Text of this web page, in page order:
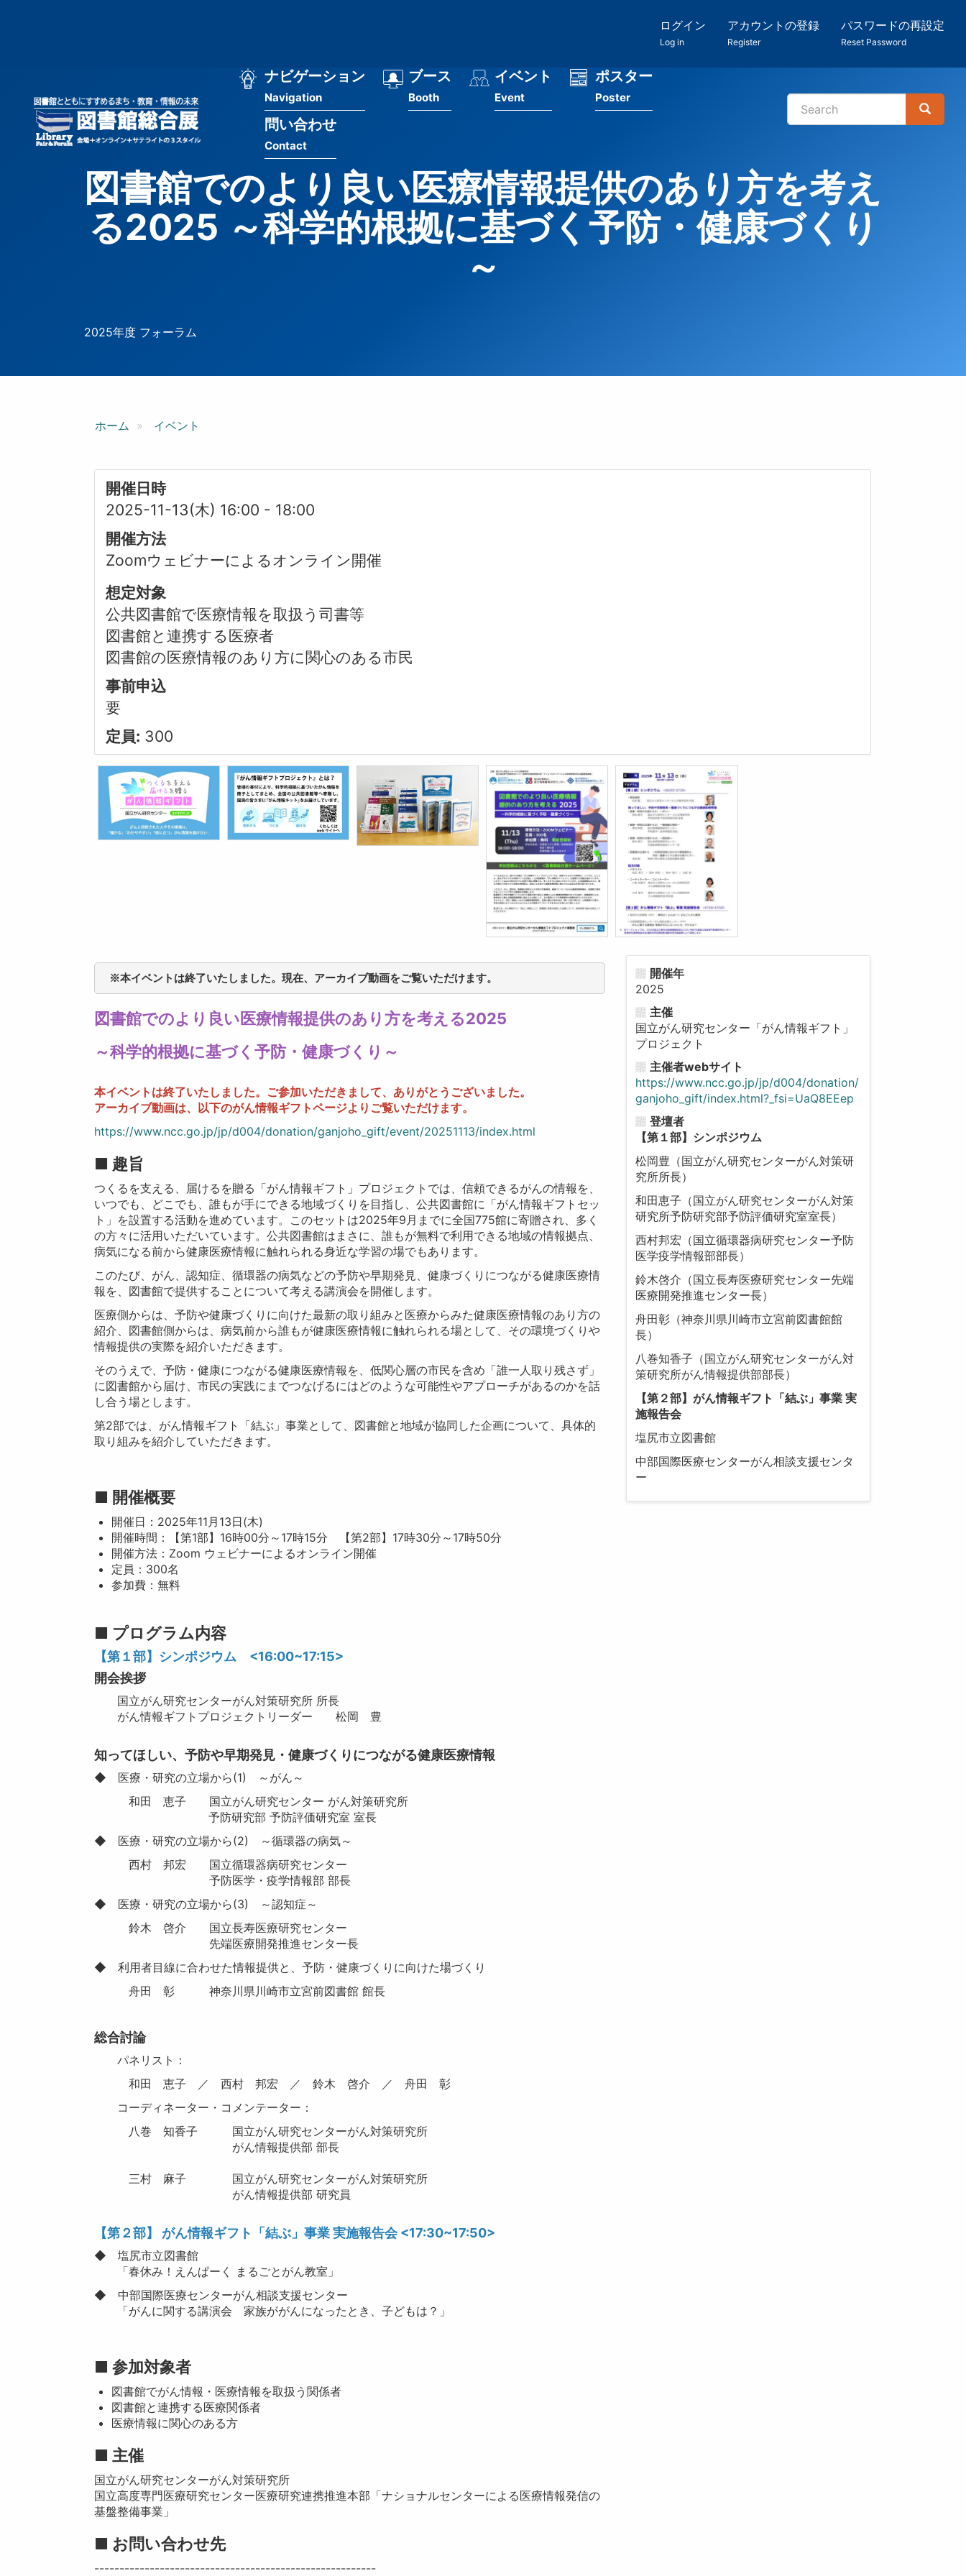
ー
ザ
ログイン
Log in
アカウントの登録
Register
パスワードの再設定
Reset Password
メ
ビ
ゲ
ナビゲーション
Navigation
ブース
Booth
イベント
Event
ポスター
Poster
問い合わせ
Contact
検
Search
Search
図書館でのより良い医療情報提供のあり方を考え
る2025 ～科学的根拠に基づく予防・健康づくり
～
2025年度 フォーラム
ホーム イベント
開催日時
2025-11-13(木) 16:00 - 18:00
開催方法
Zoomウェビナーによるオンライン開催​
想定対象
公共図書館で医療情報を取扱う司書等
図書館と連携する医療者
図書館の医療情報のあり方に関心のある市民
事前申込
要
定員: 300
※本イベントは終了いたしました。現在、アーカイブ動画をご覧いただけます。
図書館でのより良い医療情報提供のあり方を考える2025
～科学的根拠に基づく予防・健康づくり～
本イベントは終了いたしました。ご参加いただきまして、ありがとうございました。
アーカイブ動画は、以下のがん情報ギフトページよりご覧いただけます。
https://www.ncc.go.jp/jp/d004/donation/ganjoho_gift/event/20251113/index.html
■ 趣旨
つくるを支える、届けるを贈る「がん情報ギフト」プロジェクトでは、信頼できるがんの情報を、
いつでも、どこでも、誰もが手にできる地域づくりを目指し、公共図書館に「がん情報ギフトセッ
ト」を設置する活動を進めています。このセットは2025年9月までに全国775館に寄贈され、多く
の方々に活用いただいています。公共図書館はまさに、誰もが無料で利用できる地域の情報拠点、
病気になる前から健康医療情報に触れられる身近な学習の場でもあります。
このたび、がん、認知症、循環器の病気などの予防や早期発見、健康づくりにつながる健康医療情
報を、図書館で提供することについて考える講演会を開催します。
医療側からは、予防や健康づくりに向けた最新の取り組みと医療からみた健康医療情報のあり方の
紹介、図書館側からは、病気前から誰もが健康医療情報に触れられる場として、その環境づくりや
情報提供の実際を紹介いただきます。
そのうえで、予防・健康につながる健康医療情報を、低関心層の市民を含め「誰一人取り残さず」
に図書館から届け、市民の実践にまでつなげるにはどのような可能性やアプローチがあるのかを話
し合う場とします。
第2部では、がん情報ギフト「結ぶ」事業として、図書館と地域が協同した企画について、具体的
取り組みを紹介していただきます。
■ 開催概要
開催日： 2025年11月13日(木)
開催時間：【第1部】16時00分～17時15分 【第2部】17時30分～17時50分
開催方法：Zoom ウェビナーによるオンライン開催​
定員：300名
参加費：無料
■ プログラム内容
【第１部】シンポジウム <16:00~17:15>
開会挨拶
国立がん研究センターがん対策研究所 所長
がん情報ギフトプロジェクトリーダー 松岡 豊
知ってほしい、予防や早期発見・健康づくりにつながる健康医療情報
◆ 医療・研究の立場から(1) ～がん～
和田 恵子 国立がん研究センター がん対策研究所
予防研究部 予防評価研究室 室長
◆ 医療・研究の立場から(2) ～循環器の病気～
西村 邦宏 国立循環器病研究センター
予防医学・疫学情報部 部長
◆ 医療・研究の立場から(3) ～認知症～
鈴木 啓介 国立長寿医療研究センター
先端医療開発推進センター長
◆ 利用者目線に合わせた情報提供と、予防・健康づくりに向けた場づくり
舟田 彰 神奈川県川崎市立宮前図書館 館長
総合討論
パネリスト：
和田 恵子 ／ 西村 邦宏 ／ 鈴木 啓介 ／ 舟田 彰
コーディネーター・コメンテーター：
八巻 知香子 国立がん研究センターがん対策研究所
がん情報提供部 部長
三村 麻子 国立がん研究センターがん対策研究所
がん情報提供部 研究員
【第２部】 がん情報ギフト「結ぶ」事業 実施報告会 <17:30~17:50>
◆ 塩尻市立図書館
「春休み！えんぱーく まるごとがん教室」
◆ 中部国際医療センターがん相談支援センター
「がんに関する講演会 家族ががんになったとき、子どもは？」
■参加対象者
図書館でがん情報・医療情報を取扱う関係者
図書館と連携する医療関係者
医療情報に関心のある方
■ 主催
国立がん研究センターがん対策研究所
国立高度専門医療研究センター医療研究連携推進本部「ナショナルセンターによる医療情報発信の
基盤整備事業」
■ お問い合わせ先
--------------------------------------------------------
開催年
2025
主催
国立がん研究センター「がん情報ギフト」
プロジェクト
主催者webサイト
https://www.ncc.go.jp/jp/d004/donation/
ganjoho_gift/index.html?_fsi=UaQ8EEep
登壇者
【第１部】シンポジウム
松岡豊（国立がん研究センターがん対策研
究所所長）
和田恵子（国立がん研究センターがん対策
研究所予防研究部予防評価研究室室長）
西村邦宏（国立循環器病研究センター予防
医学疫学情報部部長）
鈴木啓介（国立長寿医療研究センター先端
医療開発推進センター長）
舟田彰（神奈川県川崎市立宮前図書館館
長）
八巻知香子（国立がん研究センターがん対
策研究所がん情報提供部部長）
【第２部】がん情報ギフト「結ぶ」事業 実
施報告会
塩尻市立図書館
中部国際医療センターがん相談支援センタ
ー